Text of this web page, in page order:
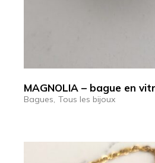
MAGNOLIA – bague en
Bagues Tous les bijoux